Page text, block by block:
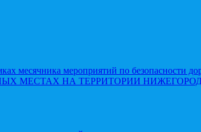
мероприятий по безопасности
МЕСТАХ НА ТЕРРИТОРИИ